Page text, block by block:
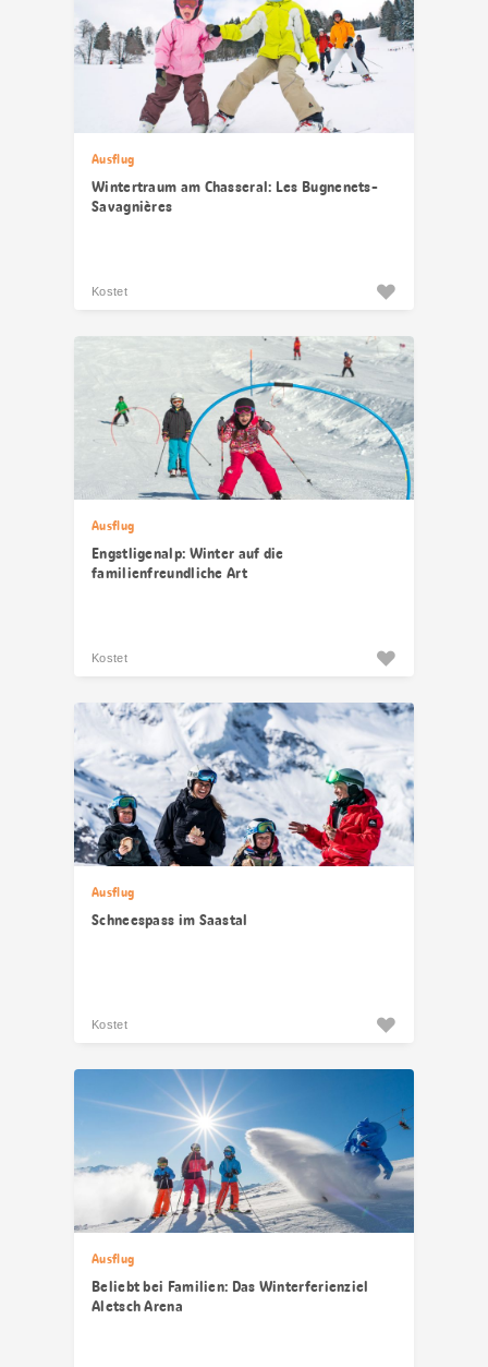
Ausflug
Wintertraum am Chasseral: Les Bugnenets-
Savagnières
Kostet
Ausflug
Engstligenalp: Winter auf die
familienfreundliche Art
Kostet
Ausflug
Schneespass im Saastal
Kostet
Ausflug
Beliebt bei Familien: Das Winterferienziel
Aletsch Arena